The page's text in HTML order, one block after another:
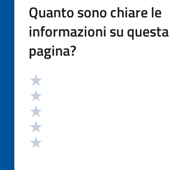
Quanto sono chiare le
informazioni su questa
pagina?
Valutazione